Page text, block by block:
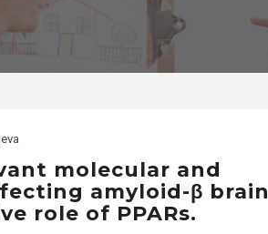
molecular and
amyloid-β brain
role of PPARs.